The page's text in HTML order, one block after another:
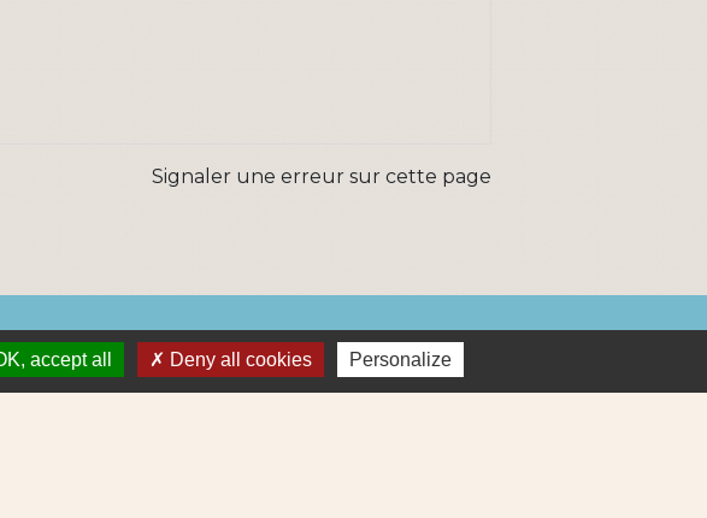
Signaler une erreur sur cette page
Liens
accept all Deny all cookies Personalize